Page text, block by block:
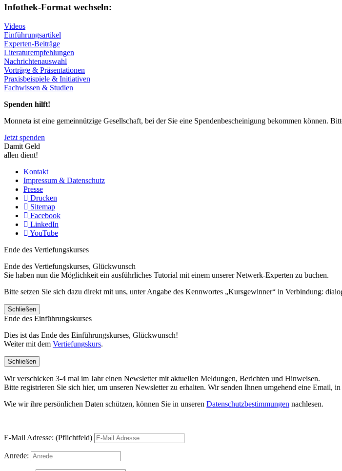
Infothek-Format wechseln:
Videos
Einführungsartikel
Experten-Beiträge
Literaturempfehlungen
Nachrichtenauswahl
Vorträge & Präsentationen
Praxisbeispiele & Initiativen
Fachwissen & Studien
Spenden hilft!
Monneta ist eine gemeinnützige Gesellschaft, bei der Sie eine Spendenbescheinigung bekommen können.
Jetzt spenden
Damit Geld
allen dient!
Kontakt
Impressum & Datenschutz
Presse
Drucken
Sitemap
Facebook
LinkedIn
YouTube
Ende des Vertiefungskurses
Ende des Vertiefungskurses, Glückwunsch
Sie haben nun die Möglichkeit ein ausführliches Tutorial mit einem unserer Netwerk-Experten zu buchen.
Bitte setzen Sie sich dazu direkt mit uns, unter Angabe des Kennwortes „Kursgewinner“ in Verbindung:
Schließen
Ende des Einführungskurses
Dies ist das Ende des Einführungskurses, Glückwunsch!
Weiter mit dem Vertiefungskurs.
Schließen
Wir verschicken 3-4 mal im Jahr einen Newsletter mit aktuellen Meldungen, Berichten und Hinweisen.
Bitte registrieren Sie sich hier, um unseren Newsletter zu erhalten. Wir senden Ihnen umgehend eine Email,
Wie wir ihre persönlichen Daten schützen, können Sie in unseren Datenschutzbestimmungen nachlesen.
E-Mail Adresse: (Pflichtfeld)
Anrede: